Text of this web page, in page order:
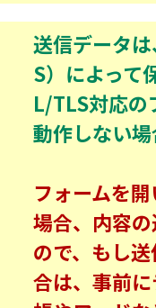
送信データ
S）によって
L/TLS対応の
動作しない
フォームを
場合、内容
ので、もし
合は、事前